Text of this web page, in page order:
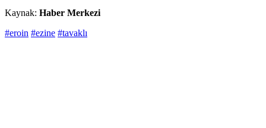
Kaynak: Haber Merkezi
#eroin #ezine #tavaklı